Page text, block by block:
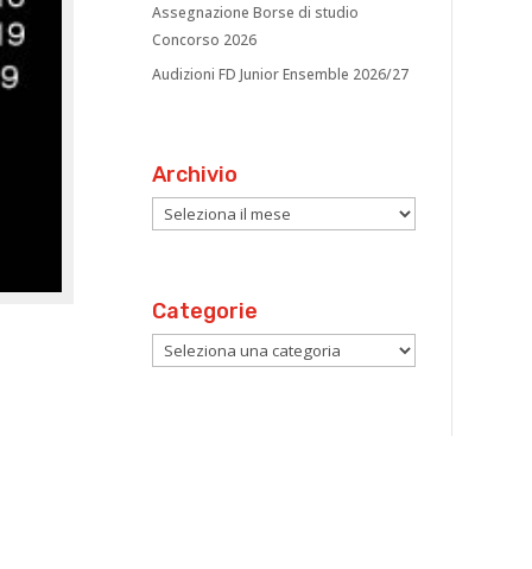
Assegnazione Borse di studio
Concorso 2026
Audizioni FD Junior Ensemble 2026/27
Archivio
Archivio
Categorie
Categorie